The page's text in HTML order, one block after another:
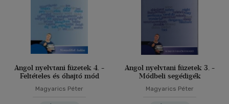
Angol nyelvtani füzetek 4. -
Feltételes és óhajtó mód
Magyarics Péter
Angol nyelvtani füzetek 3. -
Módbeli segédigék
Magyarics Péter